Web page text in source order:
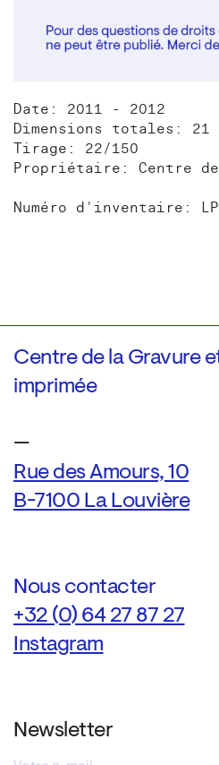
Date: 2011 - 2012
Dimensions totales: 21
Tirage: 22/150
Propriétaire: Centre
Numéro d'inventaire:
Centre de la Gravure
imprimée
—
Rue des Amours, 10
B-7100 La Louvière
Nous contacter
+32 (0) 64 27 87 27
Instagram
Newsletter